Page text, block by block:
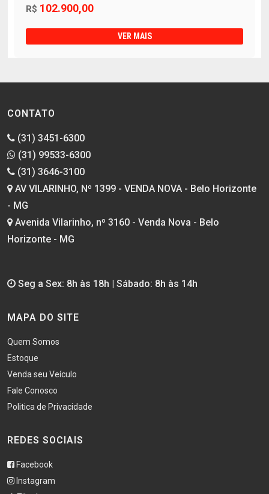
R$ 102.900,00
VER MAIS
CONTATO
(31) 3451-6300
(31) 99533-6300
(31) 3646-3100
AV VILARINHO, Nº 1399 - VENDA NOVA - Belo Horizonte
- MG
Avenida Vilarinho, nº 3160 - Venda Nova - Belo
Horizonte - MG
Seg a Sex: 8h às 18h | Sábado: 8h às 14h
MAPA DO SITE
Quem Somos
Estoque
Venda seu Veículo
Fale Conosco
Politica de Privacidade
REDES SOCIAIS
Facebook
Instagram